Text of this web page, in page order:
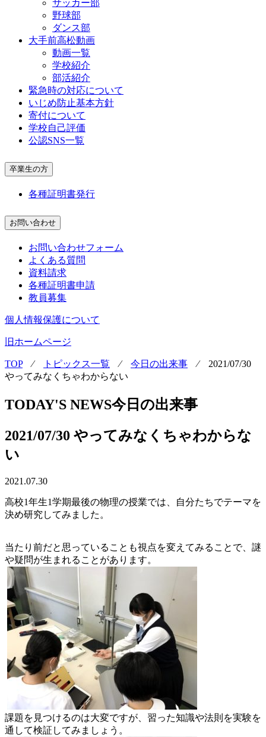
サッカー部
野球部
ダンス部
大手前高松動画
動画一覧
学校紹介
部活紹介
緊急時の対応について
いじめ防止基本方針
寄付について
学校自己評価
公認SNS一覧
卒業生の方
各種証明書発行
お問い合わせ
お問い合わせフォーム
よくある質問
資料請求
各種証明書申請
教員募集
個人情報保護について
旧ホームページ
TOP⁄ トピックス一覧 ⁄ 今日の出来事 ⁄ 2021/07/30
やってみなくちゃわからない
TODAY'S NEWS今日の出来事
2021/07/30 やってみなくちゃわからな
い
2021.07.30
高校1年生1学期最後の物理の授業では、自分たちでテーマを
決め研究してみました。
当たり前だと思っていることも視点を変えてみることで、謎
や疑問が生まれることがあります。
課題を見つけるのは大変ですが、習った知識や法則を実験を
通して検証してみましょう。